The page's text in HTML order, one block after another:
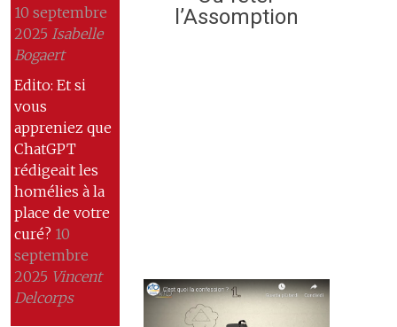
10 septembre
2025 Isabelle
Bogaert
Edito: Et si
vous
appreniez que
ChatGPT
rédigeait les
homélies à la
place de votre
curé? 10
septembre
2025 Vincent
Delcorps
l’Assomption